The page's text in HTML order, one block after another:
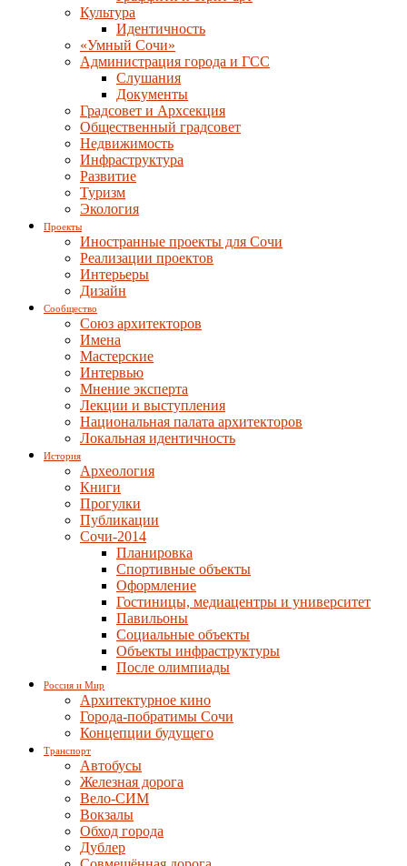
Культура
Идентичность
«Умный Сочи»
Администрация города и ГСС
Слушания
Документы
Градсовет и Архсекция
Общественный градсовет
Недвижимость
Инфраструктура
Развитие
Туризм
Экология
Проекты
Иностранные проекты для Сочи
Реализации проектов
Интерьеры
Дизайн
Сообщество
Союз архитекторов
Имена
Мастерские
Интервью
Мнение эксперта
Лекции и выступления
Национальная палата архитекторов
Локальная идентичность
История
Археология
Книги
Прогулки
Публикации
Сочи-2014
Планировка
Спортивные объекты
Оформление
Гостиницы, медиацентры и университет
Павильоны
Социальные объекты
Объекты инфраструктуры
После олимпиады
Россия и Мир
Архитектурное кино
Города-побратимы Сочи
Концепции будущего
Транспорт
Автобусы
Железная дорога
Вело-СИМ
Вокзалы
Обход города
Дублер